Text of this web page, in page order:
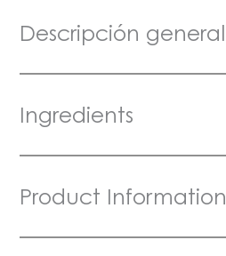
Descripción general
Ingredients
Product Information